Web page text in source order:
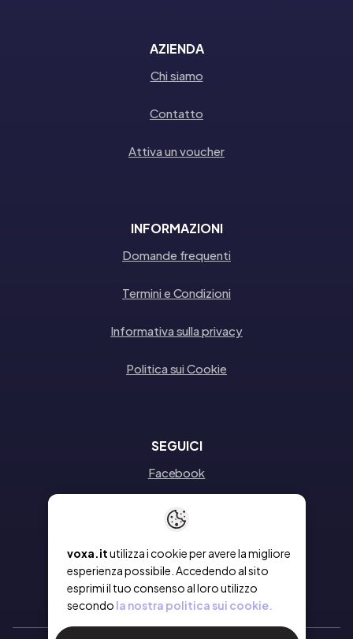
voxa.itutilizza i cookie per avere la migliore
esperienza possibile. Accedendo al sito
esprimi il tuo consenso al loro utilizzo
secondo la nostra politica sui cookie.
AZIENDA
Chi siamo
Contatto
Attiva un voucher
INFORMAZIONI
Domande frequenti
Termini e Condizioni
Informativa sulla privacy
Politica sui Cookie
SEGUICI
Facebook
Instagram
Linkedin